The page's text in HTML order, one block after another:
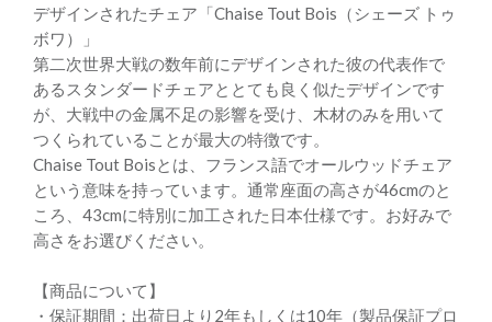
デザインされたチェア「Chaise Tout Bois（シェーズ トゥ
ボワ）」
第二次世界大戦の数年前にデザインされた彼の代表作で
あるスタンダードチェアととても良く似たデザインです
が、大戦中の金属不足の影響を受け、木材のみを用いて
つくられていることが最大の特徴です。
Chaise Tout Boisとは、フランス語でオールウッドチェア
という意味を持っています。通常座面の高さが46cmのと
ころ、43cmに特別に加工された日本仕様です。お好みで
高さをお選びください。
【商品について】
・保証期間：出荷日より2年もしくは10年（製品保証プロ